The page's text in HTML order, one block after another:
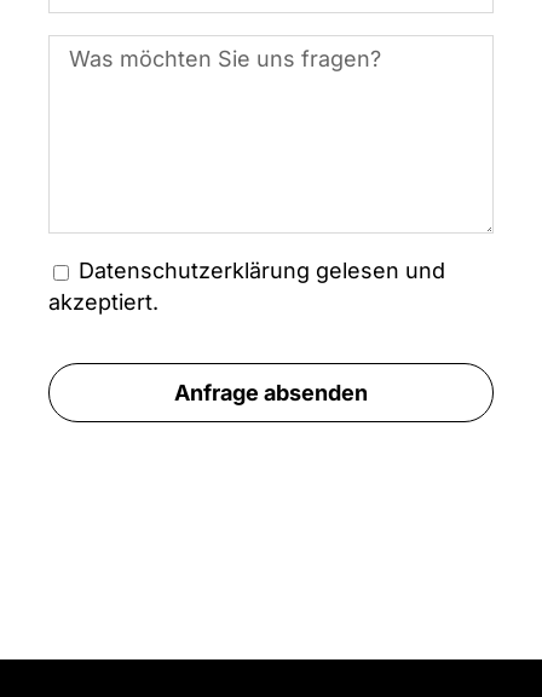
Datenschutzerklärung gelesen und
akzeptiert.
Anfrage absenden